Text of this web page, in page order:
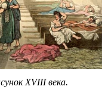
XVIII века.